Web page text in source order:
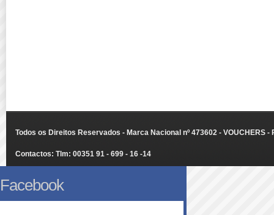
Todos os Direitos Reservados - Marca Nacional nº 473602 - VOUCHERS
Contactos: Tlm: 00351 91 - 699 - 16 -14
Facebook